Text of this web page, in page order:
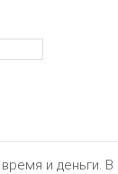
и деньги. В